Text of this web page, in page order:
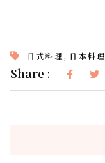
日式料理, 日本料理
Share :